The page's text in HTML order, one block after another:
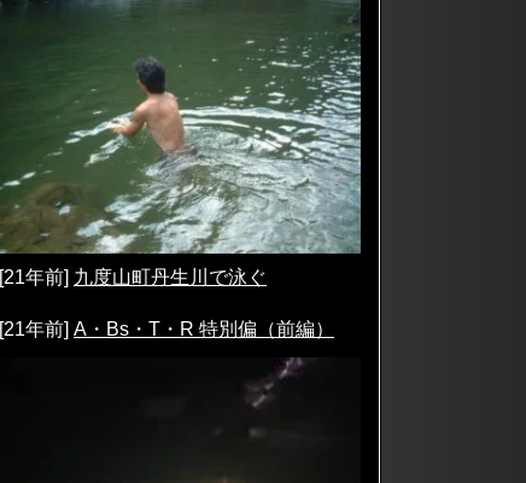
[21年前] 九度山町丹生川で泳ぐ
[21年前] A・Bs・T・R 特別偏（前編）